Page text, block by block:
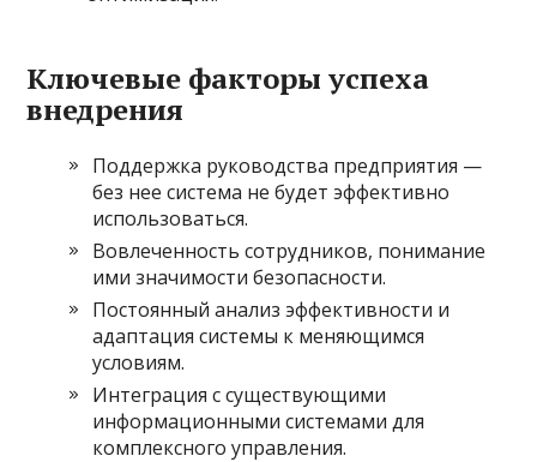
Ключевые факторы успеха
внедрения
Поддержка руководства предприятия —
без нее система не будет эффективно
использоваться.
Вовлеченность сотрудников, понимание
ими значимости безопасности.
Постоянный анализ эффективности и
адаптация системы к меняющимся
условиям.
Интеграция с существующими
информационными системами для
комплексного управления.